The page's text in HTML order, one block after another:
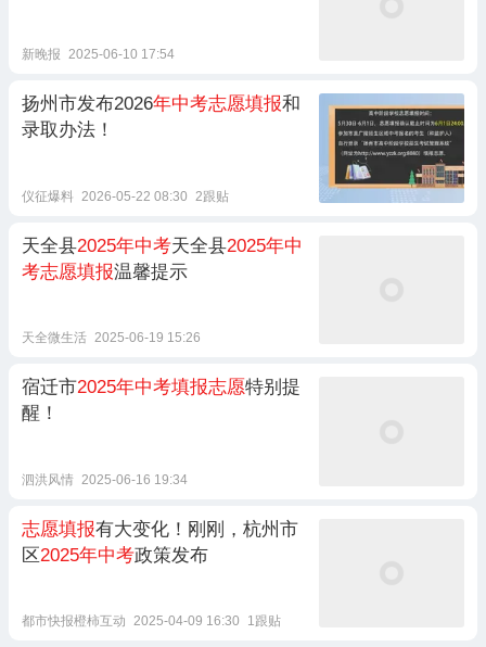
新晚报 2025-06-10 17:54
扬州市发布2026年中考志愿填报和
录取办法！
仪征爆料 2026-05-22 08:30 2跟贴
天全县2025年中考天全县2025年中
考志愿填报温馨提示
天全微生活 2025-06-19 15:26
宿迁市2025年中考填报志愿特别提
醒！
泗洪风情 2025-06-16 19:34
志愿填报有大变化！刚刚，杭州市
区2025年中考政策发布
都市快报橙柿互动 2025-04-09 16:30 1跟贴